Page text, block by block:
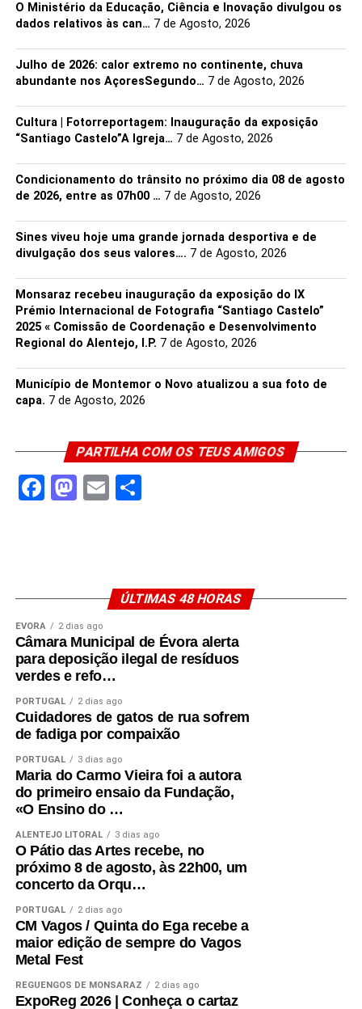
O Ministério da Educação, Ciência e Inovação divulgou os
dados relativos às can… 7 de Agosto, 2026
Julho de 2026: calor extremo no continente, chuva
abundante nos AçoresSegundo… 7 de Agosto, 2026
Cultura | Fotorreportagem: Inauguração da exposição
“Santiago Castelo”A Igreja… 7 de Agosto, 2026
Condicionamento do trânsito no próximo dia 08 de agosto
de 2026, entre as 07h00 … 7 de Agosto, 2026
Sines viveu hoje uma grande jornada desportiva e de
divulgação dos seus valores…. 7 de Agosto, 2026
Monsaraz recebeu inauguração da exposição do IX
Prémio Internacional de Fotografia “Santiago Castelo”
2025 « Comissão de Coordenação e Desenvolvimento
Regional do Alentejo, I.P. 7 de Agosto, 2026
Município de Montemor o Novo atualizou a sua foto de
capa. 7 de Agosto, 2026
PARTILHA COM OS TEUS AMIGOS
Facebook
Mastodon
EmailShare
ÚLTIMAS 48 HORAS
ÉVORA 2 dias ago
Câmara Municipal de Évora alerta
para deposição ilegal de resíduos
verdes e refo…
PORTUGAL 2 dias ago
Cuidadores de gatos de rua sofrem
de fadiga por compaixão
PORTUGAL 3 dias ago
Maria do Carmo Vieira foi a autora
do primeiro ensaio da Fundação,
«O Ensino do …
ALENTEJO LITORAL 3 dias ago
O Pátio das Artes recebe, no
próximo 8 de agosto, às 22h00, um
concerto da Orqu…
PORTUGAL 2 dias ago
CM Vagos / Quinta do Ega recebe a
maior edição de sempre do Vagos
Metal Fest
REGUENGOS DE MONSARAZ 2 dias ago
ExpoReg 2026 | Conheça o cartaz